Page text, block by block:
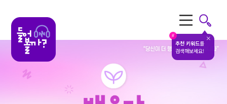
#
추천 키워드를
검색해보세요!